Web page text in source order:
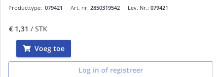
Art. nr. 2850319542
Producttype: 079421 Lev. Nr.: 079421
€ 1,31 / STK
Voeg toe
Log in of registreer